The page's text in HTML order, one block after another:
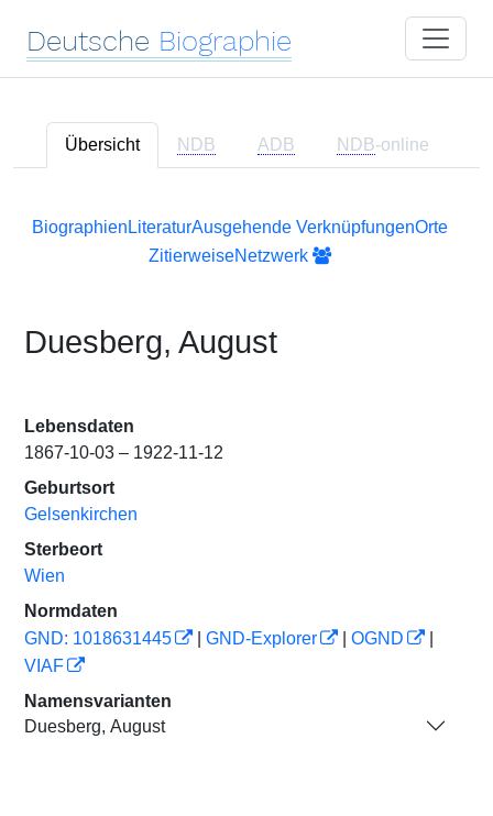
Deutsche Biographie
Übersicht NDB ADB NDB-online
Biographien LiteraturAusgehende VerknüpfungenOrte
ZitierweiseNetzwerk
Duesberg, August
Lebensdaten
1867-10-03 – 1922-11-12
Geburtsort
Gelsenkirchen
Sterbeort
Wien
Normdaten
GND: 1018631445
GND-Explorer OGND
VIAF
Namensvarianten
Duesberg, August